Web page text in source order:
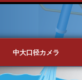
中大口径カメラ